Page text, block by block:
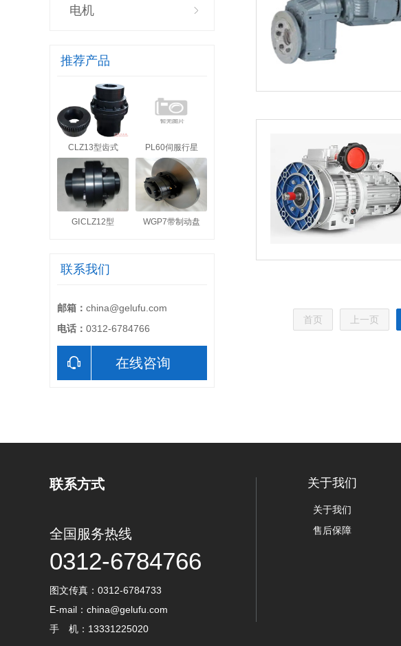
电机
推荐产品
CLZ13型齿式 PL60伺服行星
GⅠCLZ12型 WGP7带制动盘
联系我们
邮箱： china@gelufu.com
电话： 0312-6784766
在线咨询
首页 上一页
联系方式
全国服务热线
0312-6784766
图文传真：0312-6784733
E-mail：china@gelufu.com
手 机：13331225020
关于我们
关于我们
售后保障